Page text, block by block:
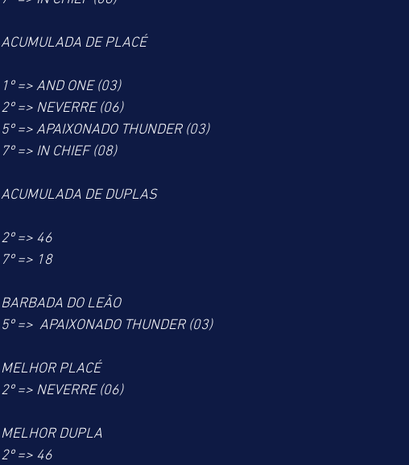
ACUMULADA DE PLACÉ
1º => AND ONE (03)
2º => NEVERRE (06)
5º => APAIXONADO THUNDER (03)
7º => IN CHIEF (08)
ACUMULADA DE DUPLAS
2º => 46
7º => 18
BARBADA DO LEÃO
5º =>  APAIXONADO THUNDER (03)
MELHOR PLACÉ
2º => NEVERRE (06)
MELHOR DUPLA
2º => 46